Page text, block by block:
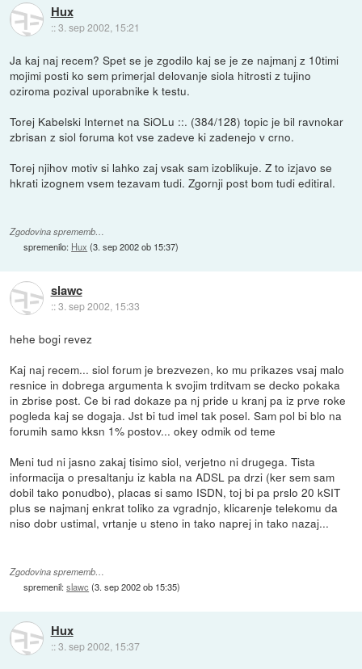
Hux
::3. sep 2002, 15:21
Ja kaj naj recem? Spet se je zgodilo kaj se je ze najmanj z 10timi
mojimi posti ko sem primerjal delovanje siola hitrosti z tujino
oziroma pozival uporabnike k testu.
Torej Kabelski Internet na SiOLu ::. (384/128) topic je bil ravnokar
zbrisan z siol foruma kot vse zadeve ki zadenejo v crno.
Torej njihov motiv si lahko zaj vsak sam izoblikuje. Z to izjavo se
hkrati izognem vsem tezavam tudi. Zgornji post bom tudi editiral.
Zgodovina sprememb…
spremenilo: Hux (3. sep 2002 ob 15:37)
slawc
::3. sep 2002, 15:33
hehe bogi revez
Kaj naj recem... siol forum je brezvezen, ko mu prikazes vsaj malo
resnice in dobrega argumenta k svojim trditvam se decko pokaka
in zbrise post. Ce bi rad dokaze pa nj pride u kranj pa iz prve roke
pogleda kaj se dogaja. Jst bi tud imel tak posel. Sam pol bi blo na
forumih samo kksn 1% postov... okey odmik od teme
Meni tud ni jasno zakaj tisimo siol, verjetno ni drugega. Tista
informacija o presaltanju iz kabla na ADSL pa drzi (ker sem sam
dobil tako ponudbo), placas si samo ISDN, toj bi pa prslo 20 kSIT
plus se najmanj enkrat toliko za vgradnjo, klicarenje telekomu da
niso dobr ustimal, vrtanje u steno in tako naprej in tako nazaj...
Zgodovina sprememb…
spremenil:slawc (3. sep 2002 ob 15:35)
Hux
::3. sep 2002, 15:37